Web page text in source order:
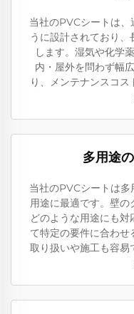
当社のPVCシートは、
うに設計されており
します。湿気や化学
内・屋外を問わず幅
り、メンテナンスコ
多用途
当社のPVCシートは
用途に最適です。壁の
どのような用途にも
て特定の要件に合わ
取り扱いや施工も容易